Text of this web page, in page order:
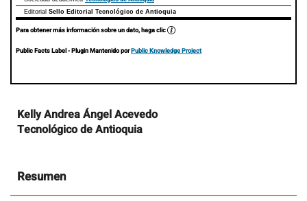
Editorial Sello Editorial Tecnológico de Antioquia
Para obtener más información sobre un dato, haga clic
Public Facts Label- Plugin Mantenido porPublic Knowledge Project
Contenido
principal
del
Kelly Andrea Ángel Acevedo
Tecnológico de Antioquia
Resumen